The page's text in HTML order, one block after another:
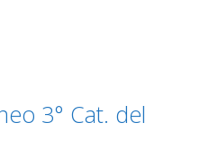
3° Cat. del